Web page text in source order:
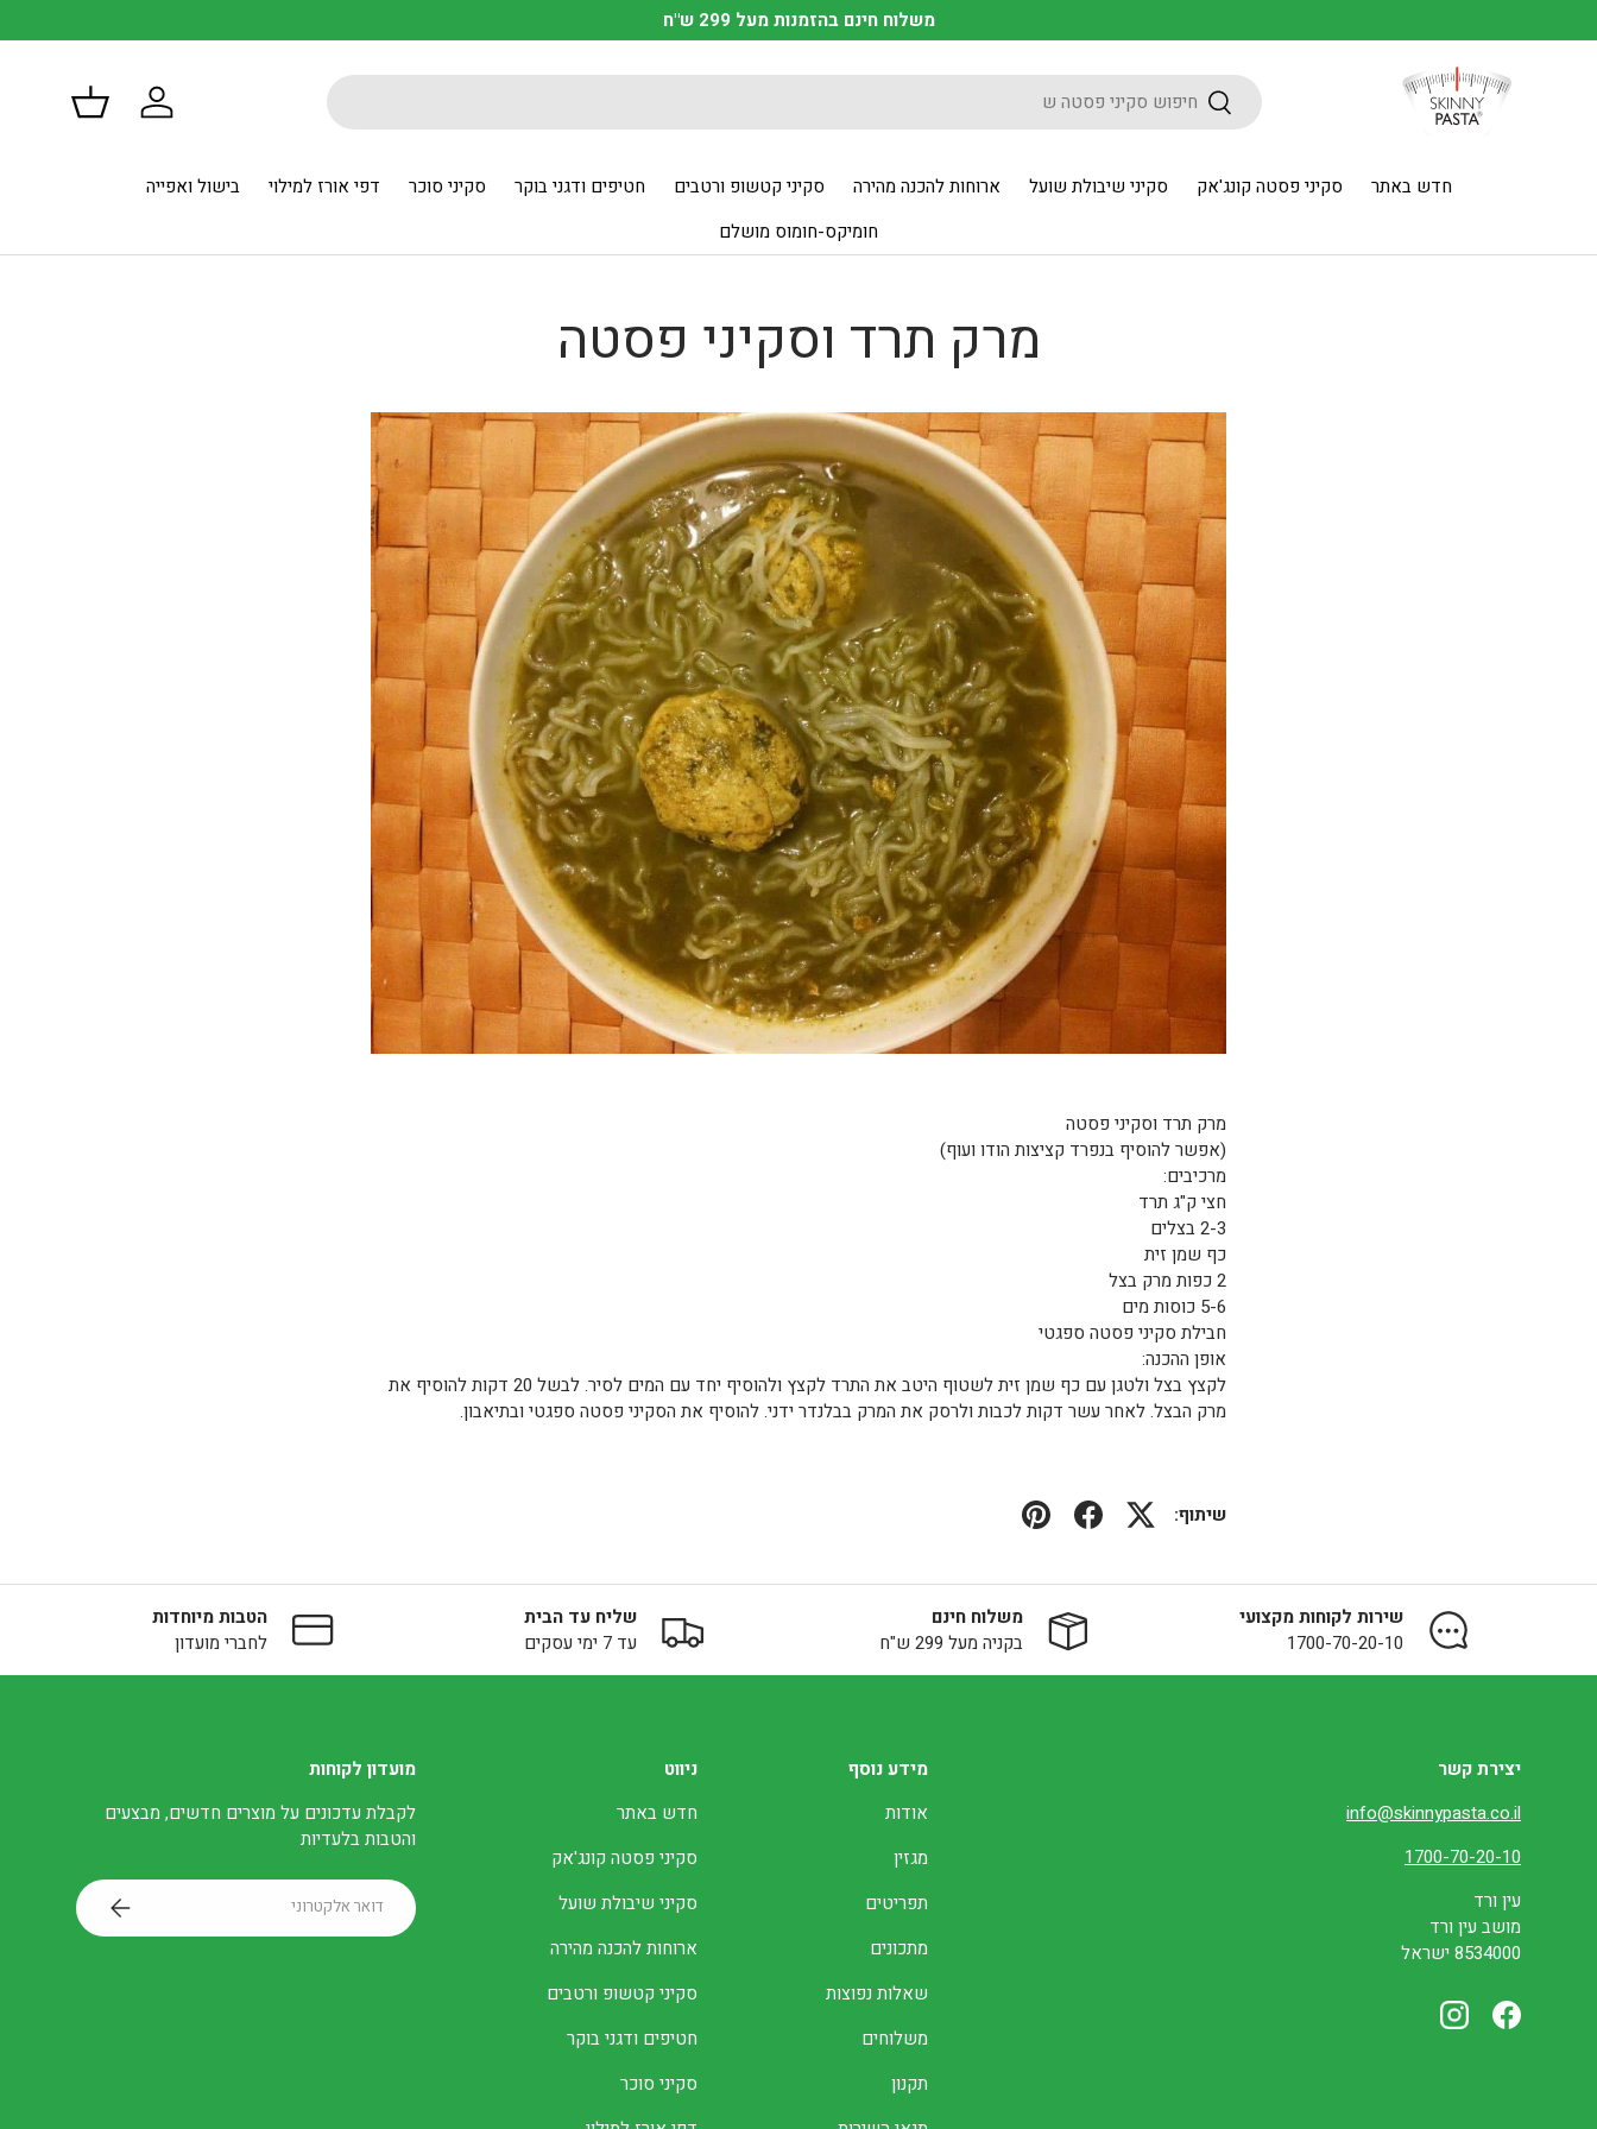
דילוג
משלוח חינם בהזמנות מעל 299 ש"ח
חיפוש
חיפוש התחברותסל
חדש באתר סקיני פסטה קונג'אק סקיני שיבולת שועל ארוחות להכנה מהירה סקיני קטשופ ורטבים חטיפים ודגני בוקר סקיני סוכר דפי אורז למילוי
בישול ואפייה
חומיקס-חומוס מושלם
מרק תרד וסקיני פסטה
מרק תרד וסקיני פסטה
(אפשר להוסיף בנפרד קציצות הודו ועוף)
מרכיבים:
חצי ק"ג תרד
2-3 בצלים
כף שמן זית
2 כפות מרק בצל
5-6 כוסות מים
חבילת סקיני פסטה ספגטי
אופן ההכנה:
לקצץ בצל ולטגן עם כף שמן זית לשטוף היטב את התרד לקצץ ולהוסיף יחד עם המים לסיר. לבשל 20 דקות להוסיף את
מרק הבצל. לאחר עשר דקות לכבות ולרסק את המרק בבלנדר ידני. להוסיף את הסקיני פסטה ספגטי ובתיאבון.
שיתוף:
שירות לקוחות מקצועי
1700-70-20-10
משלוח חינם
בקניה מעל 299 ש"ח
שליח עד הבית
עד 7 ימי עסקים
הטבות מיוחדות
לחברי מועדון
יצירת קשר
info@skinnypasta.co.il
1700-70-20-10
עין ורד
מושב עין ורד
8534000 ישראל
Facebook
Instagram
מידע נוסף
אודות
מגזין
תפריטים
מתכונים
שאלות נפוצות
משלוחים
תקנון
ניווט
חדש באתר
סקיני פסטה קונג'אק
סקיני שיבולת שועל
ארוחות להכנה מהירה
סקיני קטשופ ורטבים
חטיפים ודגני בוקר
סקיני סוכר
מועדון לקוחות
לקבלת עדכונים על מוצרים חדשים, מבצעים
והטבות בלעדיות
דואר אלקטרוני הרשמה